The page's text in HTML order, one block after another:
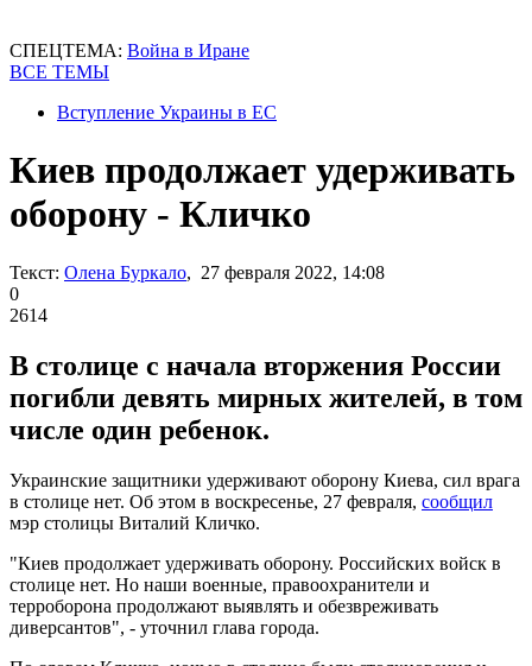
СПЕЦТЕМА: Война в Иране
ВСЕ ТЕМЫ
Вступление Украины в ЕС
Киев продолжает удерживать
оборону - Кличко
Текст: Олена Буркало, 27 февраля 2022, 14:08
0
2614
В столице с начала вторжения России
погибли девять мирных жителей, в том
числе один ребенок.
Украинские защитники удерживают оборону Киева, сил врага
в столице нет. Об этом в воскресенье, 27 февраля, сообщил
мэр столицы Виталий Кличко.
"Киев продолжает удерживать оборону. Российских войск в
столице нет. Но наши военные, правоохранители и
терроборона продолжают выявлять и обезвреживать
диверсантов", - уточнил глава города.